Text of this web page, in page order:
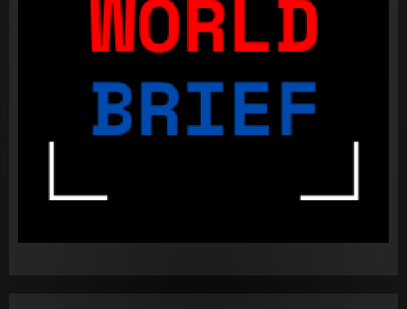
පළාත් පාලන මැතිවරණය පැවැත්වීමට
අදාළ අධිකරණ තීන්දුව අද දිනයේ දී
23 FEBRUARY 2023